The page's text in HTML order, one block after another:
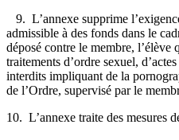
9. L’annexe supprime
admissible à des fonds dans le
déposé contre le membre, l’élève
traitements d’ordre sexuel,
interdits impliquant de la
de l’Ordre, supervisé par le
10. L’annexe traite des mesures